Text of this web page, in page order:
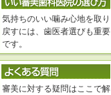
気持ちのいい噛み心地を取り
戻すには、歯医者選びも重要
です。
審美に対する疑問はここで解